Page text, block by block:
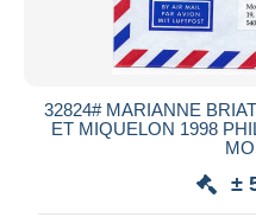
32824# MARIANNE
ET MIQUELON 1998
±